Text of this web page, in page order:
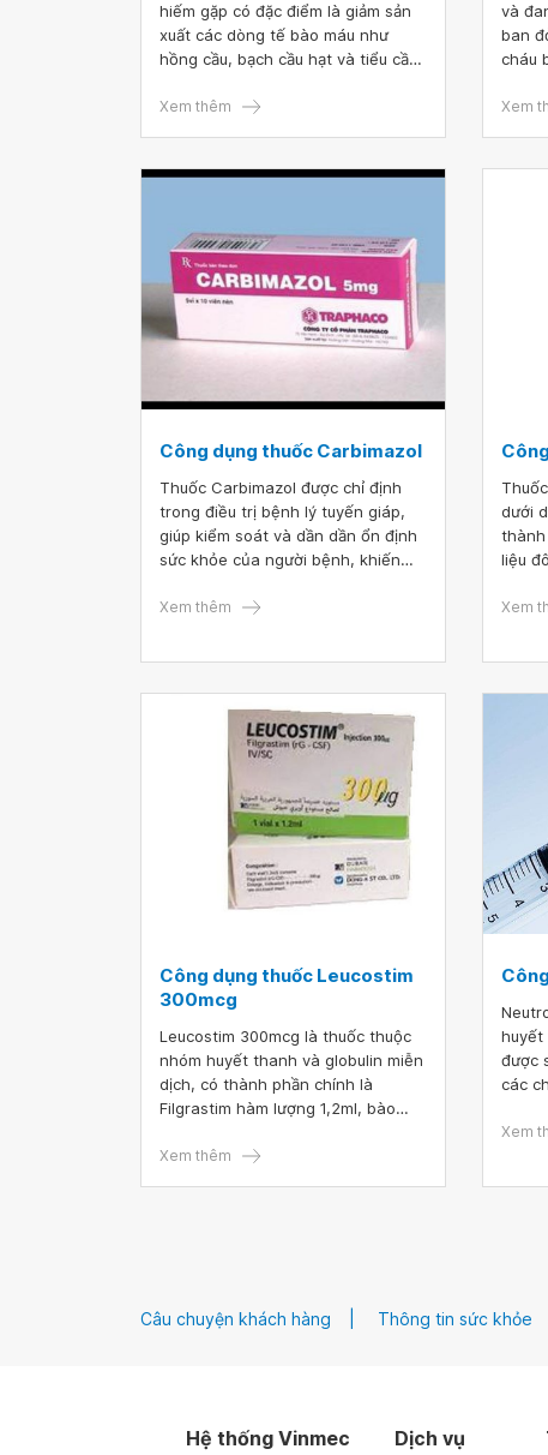
hiếm gặp có đặc điểm là giảm sản
xuất các dòng tế bào máu như
hồng cầu, bạch cầu hạt và tiểu cầu.
chứng nguy hiểm và cần được phát
hiểm của bệnh.
Xem thêm
và
ban
cháu
sốt
Xem
Công dụng thuốc Carbimazol
Thuốc Carbimazol được chỉ định
trong điều trị bệnh lý tuyến giáp,
giúp kiểm soát và dần dần ổn định
sức khỏe của người bệnh, khiến
lao động, làm việc hiệu quả hơn.
Carbimazol.
Xem thêm
dưới
thành
liệu
Xem
Công dụng thuốc Leucostim
300mcg
Leucostim 300mcg là thuốc thuộc
nhóm huyết thanh và globulin miễn
dịch, có thành phần chính là
Filgrastim hàm lượng 1,2ml, bào
hộp 10 lọ, mỗi lọ chứa 1,2ml thuốc.
Xem thêm
huyết
được
các
dùng
Xem
Câu chuyện khách hàng Thông tin sức khỏe
Hệ thống Vinmec Dịch vụ